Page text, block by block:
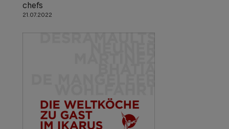
chefs
21.07.2022